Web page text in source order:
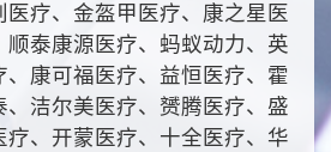
医疗、金盔甲医疗、康之星医
顺泰康源医疗、蚂蚁动力、英
、康可福医疗、益恒医疗、霍
、洁尔美医疗、赟腾医疗、盛
疗、开蒙医疗、十全医疗、华